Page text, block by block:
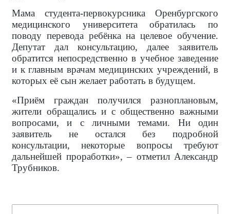
Мама студента-первокурсника Оренбургского
медицинского университета обратилась по
поводу перевода ребёнка на целевое обучение.
Депутат дал консультацию, далее заявитель
обратится непосредственно в учебное заведение
и к главным врачам медицинских учреждений, в
которых её сын желает работать в будущем.
«Приём граждан получился разноплановым,
жители обращались и с общественно важными
вопросами, и с личными темами. Ни один
заявитель не остался без подробной
консультации, некоторые вопросы требуют
дальнейшей проработки», – отметил Александр
Трубников.